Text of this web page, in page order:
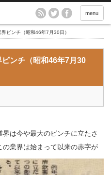
menu
ピンチ（昭和46年7月30日）
ンチ（昭和46年7月30
は今や最大のピンチに立たさ
の業界は始まって以来の赤字が